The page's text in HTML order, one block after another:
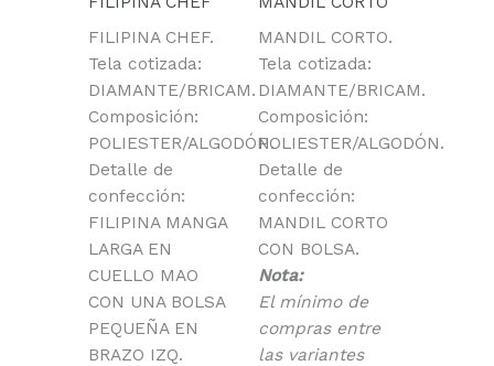
FILIPINA CHEF.
Tela cotizada:
DIAMANTE/BRICAM.
Composición:
POLIESTER/ALGODÓN.
Detalle de
confección:
FILIPINA MANGA
LARGA EN
CUELLO MAO
CON UNA BOLSA
PEQUEÑA EN
BRAZO IZQ.
MANDIL CORTO.
Tela cotizada:
DIAMANTE/BRICAM.
Composición:
POLIESTER/ALGODÓN.
Detalle de
confección:
MANDIL CORTO
CON BOLSA.
Nota:
El mínimo de
compras entre
las variantes